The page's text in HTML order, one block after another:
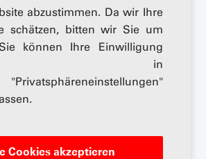
abzustimmen. Da wir Ihre
schätzen, bitten wir Sie um
können Ihre Einwilligung
in
Cookies akzeptieren
Mitgliedschaft Berner
Oberland
AGVS
Berner